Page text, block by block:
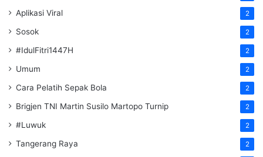
Aplikasi Viral 2
Sosok 2
#IdulFitri1447H 2
Umum 2
Cara Pelatih Sepak Bola 2
Brigjen TNI Martin Susilo Martopo Turnip 2
#Luwuk 2
Tangerang Raya 2